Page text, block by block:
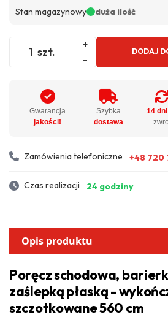
Stan magazynowy duża ilość
szt.
+
-
DODAJ
Gwarancja
jakości!
Szybka
dostawa
14 dni
Zamówienia telefoniczne +48 720
Czas realizacji 24 godziny
Opis produktu
Poręcz schodowa,
zaślepką płaską -
szczotkowane 560 cm